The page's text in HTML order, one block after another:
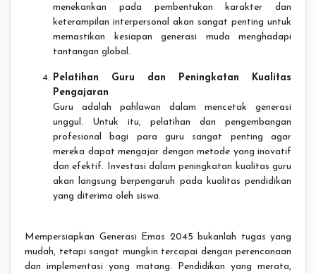
menekankan pada pembentukan karakter dan
keterampilan interpersonal akan sangat penting untuk
memastikan kesiapan generasi muda menghadapi
tantangan global.
Pelatihan Guru dan Peningkatan Kualitas
Pengajaran
Guru adalah pahlawan dalam mencetak generasi
unggul. Untuk itu, pelatihan dan pengembangan
profesional bagi para guru sangat penting agar
mereka dapat mengajar dengan metode yang inovatif
dan efektif. Investasi dalam peningkatan kualitas guru
akan langsung berpengaruh pada kualitas pendidikan
yang diterima oleh siswa.
Mempersiapkan Generasi Emas 2045 bukanlah tugas yang
mudah, tetapi sangat mungkin tercapai dengan perencanaan
dan implementasi yang matang. Pendidikan yang merata,